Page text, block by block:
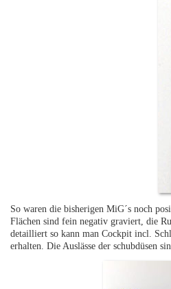
So waren die bisherigen MiG´s noch
Flächen sind fein negativ graviert, die
detailliert so kann man Cockpit incl.
erhalten. Die Auslässe der schubdüsen